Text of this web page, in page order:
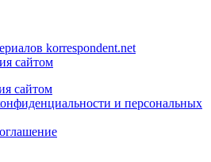
korrespondent.net
сайтом
сайтом
и персональных